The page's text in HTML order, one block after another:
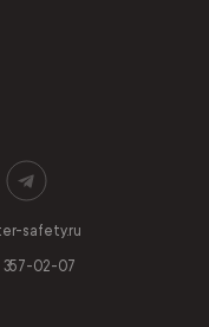
safety.ru
357-02-07